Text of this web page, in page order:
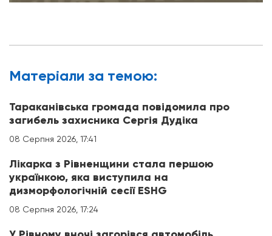
Матерiали за темою:
Тараканівська громада повідомила про
загибель захисника Сергія Дудіка
08 Серпня 2026, 17:41
Лікарка з Рівненщини стала першою
українкою, яка виступила на
дизморфологічній сесії ESHG
08 Серпня 2026, 17:24